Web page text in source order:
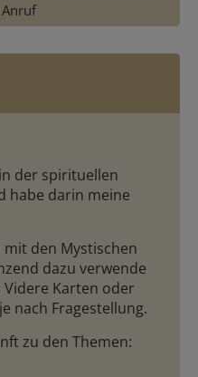
der spirituellen
habe darin meine
den Mystischen
dazu verwende
Karten oder
nach Fragestellung.
zu den Themen: